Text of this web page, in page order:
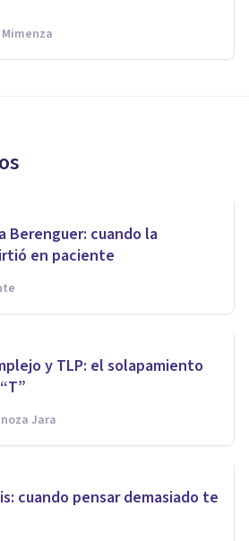
Berenguer: cuando la
en paciente
y TLP: el solapamiento
Jara
cuando pensar demasiado te